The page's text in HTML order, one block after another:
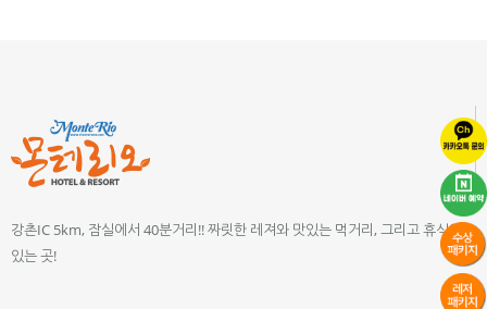
강촌IC 5km, 잠실에서 40분거리!! 짜릿한 레져와 맛있는 먹거리, 그리고 휴식이
있는 곳!